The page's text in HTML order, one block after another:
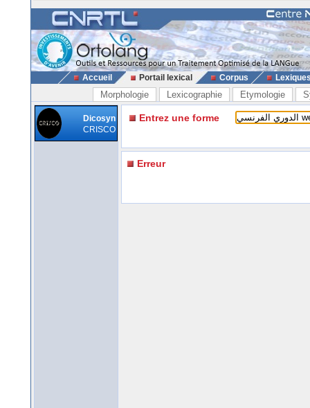
Accueil Portail lexical Corpus
Morphologie Lexicographie Etymologie
Dicosyn
CRISCO
Entrez une forme
Erreur